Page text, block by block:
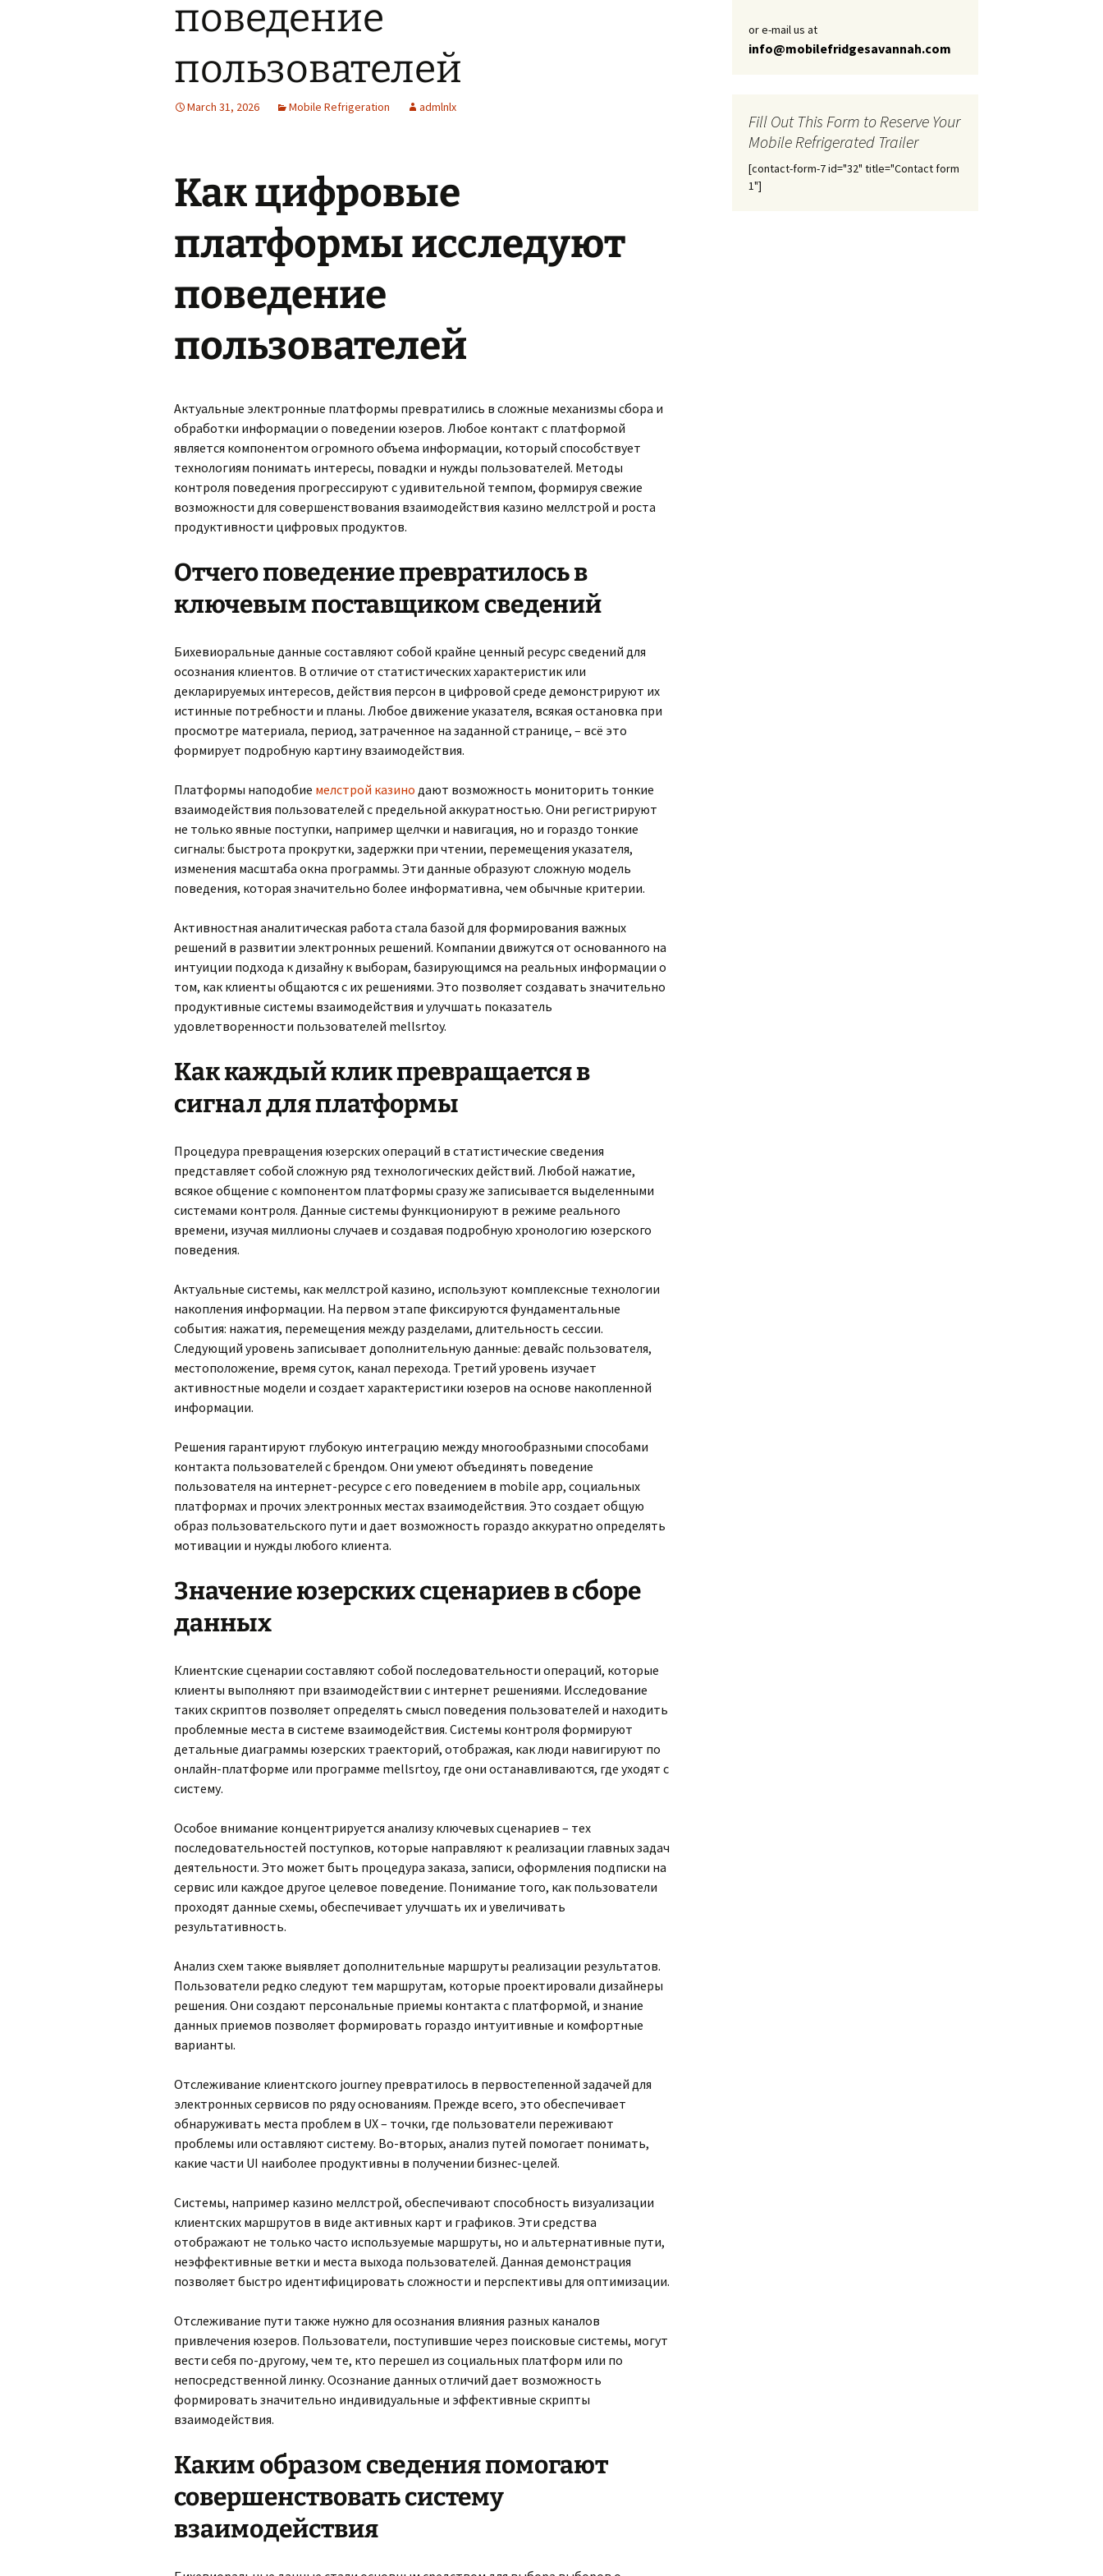
поведение
пользователей
March 31, 2026 Mobile Refrigeration admlnlx
Как цифровые
платформы исследуют
поведение
пользователей
Актуальные электронные платформы превратились в сложные механизмы сбора и
обработки информации о поведении юзеров. Любое контакт с платформой
является компонентом огромного объема информации, который способствует
технологиям понимать интересы, повадки и нужды пользователей. Методы
контроля поведения прогрессируют с удивительной темпом, формируя свежие
возможности для совершенствования взаимодействия казино меллстрой и роста
продуктивности цифровых продуктов.
Отчего поведение превратилось в
ключевым поставщиком сведений
Бихевиоральные данные составляют собой крайне ценный ресурс сведений для
осознания клиентов. В отличие от статистических характеристик или
декларируемых интересов, действия персон в цифровой среде демонстрируют их
истинные потребности и планы. Любое движение указателя, всякая остановка при
просмотре материала, период, затраченное на заданной странице, – всё это
формирует подробную картину взаимодействия.
Платформы наподобие мелстрой казино дают возможность мониторить тонкие
взаимодействия пользователей с предельной аккуратностью. Они регистрируют
не только явные поступки, например щелчки и навигация, но и гораздо тонкие
сигналы: быстрота прокрутки, задержки при чтении, перемещения указателя,
изменения масштаба окна программы. Эти данные образуют сложную модель
поведения, которая значительно более информативна, чем обычные критерии.
Активностная аналитическая работа стала базой для формирования важных
решений в развитии электронных решений. Компании движутся от основанного на
интуиции подхода к дизайну к выборам, базирующимся на реальных информации о
том, как клиенты общаются с их решениями. Это позволяет создавать значительно
продуктивные системы взаимодействия и улучшать показатель
удовлетворенности пользователей mellsrtoy.
Как каждый клик превращается в
сигнал для платформы
Процедура превращения юзерских операций в статистические сведения
представляет собой сложную ряд технологических действий. Любой нажатие,
всякое общение с компонентом платформы сразу же записывается выделенными
системами контроля. Данные системы функционируют в режиме реального
времени, изучая миллионы случаев и создавая подробную хронологию юзерского
поведения.
Актуальные системы, как меллстрой казино, используют комплексные технологии
накопления информации. На первом этапе фиксируются фундаментальные
события: нажатия, перемещения между разделами, длительность сессии.
Следующий уровень записывает дополнительную данные: девайс пользователя,
местоположение, время суток, канал перехода. Третий уровень изучает
активностные модели и создает характеристики юзеров на основе накопленной
информации.
Решения гарантируют глубокую интеграцию между многообразными способами
контакта пользователей с брендом. Они умеют объединять поведение
пользователя на интернет-ресурсе с его поведением в mobile app, социальных
платформах и прочих электронных местах взаимодействия. Это создает общую
образ пользовательского пути и дает возможность гораздо аккуратно определять
мотивации и нужды любого клиента.
Значение юзерских сценариев в сборе
данных
Клиентские сценарии составляют собой последовательности операций, которые
клиенты выполняют при взаимодействии с интернет решениями. Исследование
таких скриптов позволяет определять смысл поведения пользователей и находить
проблемные места в системе взаимодействия. Системы контроля формируют
детальные диаграммы юзерских траекторий, отображая, как люди навигируют по
онлайн-платформе или программе mellsrtoy, где они останавливаются, где уходят с
систему.
Особое внимание концентрируется анализу ключевых сценариев – тех
последовательностей поступков, которые направляют к реализации главных задач
деятельности. Это может быть процедура заказа, записи, оформления подписки на
сервис или каждое другое целевое поведение. Понимание того, как пользователи
проходят данные схемы, обеспечивает улучшать их и увеличивать
результативность.
Анализ схем также выявляет дополнительные маршруты реализации результатов.
Пользователи редко следуют тем маршрутам, которые проектировали дизайнеры
решения. Они создают персональные приемы контакта с платформой, и знание
данных приемов позволяет формировать гораздо интуитивные и комфортные
варианты.
Отслеживание клиентского journey превратилось в первостепенной задачей для
электронных сервисов по ряду основаниям. Прежде всего, это обеспечивает
обнаруживать места проблем в UX – точки, где пользователи переживают
проблемы или оставляют систему. Во-вторых, анализ путей помогает понимать,
какие части UI наиболее продуктивны в получении бизнес-целей.
Системы, например казино меллстрой, обеспечивают способность визуализации
клиентских маршрутов в виде активных карт и графиков. Эти средства
отображают не только часто используемые маршруты, но и альтернативные пути,
неэффективные ветки и места выхода пользователей. Данная демонстрация
позволяет быстро идентифицировать сложности и перспективы для оптимизации.
Отслеживание пути также нужно для осознания влияния разных каналов
привлечения юзеров. Пользователи, поступившие через поисковые системы, могут
вести себя по-другому, чем те, кто перешел из социальных платформ или по
непосредственной линку. Осознание данных отличий дает возможность
формировать значительно индивидуальные и эффективные скрипты
взаимодействия.
Каким образом сведения помогают
совершенствовать систему
взаимодействия
or e-mail us at
info@mobilefridgesavannah.com
Fill Out This Form to Reserve Your
Mobile Refrigerated Trailer
[contact-form-7 id="32" title="Contact form
1"]